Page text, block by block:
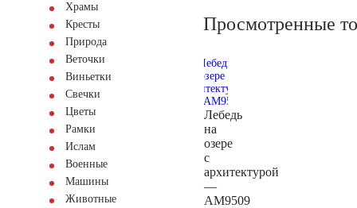
Храмы
Кресты
Природа
Веточки
Виньетки
Свечки
Цветы
Рамки
Ислам
Военные
Машины
Животные
Просмотренные
Лебедь
на
озере
с
архитектурой
—
AM9509